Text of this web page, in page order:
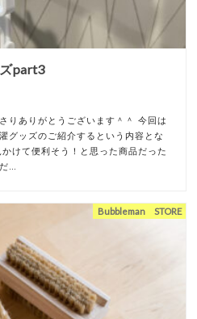
part3
りありがとうございます＾＾ 今回は
グッズのご紹介するという内容とな
けて便利そう！と思った商品だった
…
Bubbleman STORE